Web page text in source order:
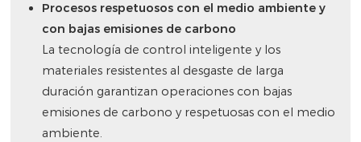
Procesos respetuosos con el medio ambiente y
con bajas emisiones de carbono
La tecnología de control inteligente y los
materiales resistentes al desgaste de larga
duración garantizan operaciones con bajas
emisiones de carbono y respetuosas con el medio
ambiente.